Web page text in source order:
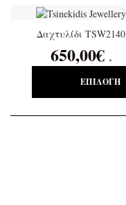
Δαχτυλίδι TSW2140
650,00€ .
ΕΠΙΛΟΓΉ